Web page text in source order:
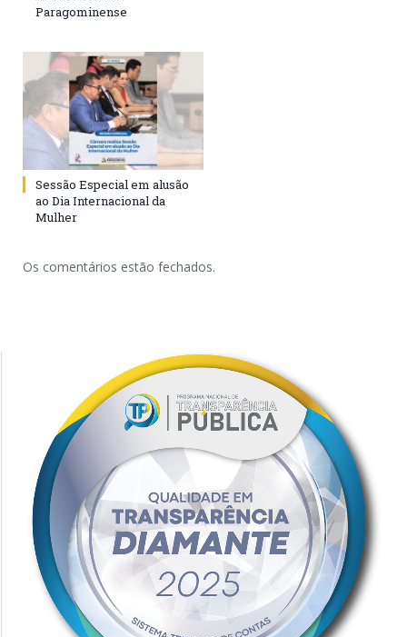
Paragominense
Sessão Especial em alusão
ao Dia Internacional da
Mulher
Os comentários estão fechados.